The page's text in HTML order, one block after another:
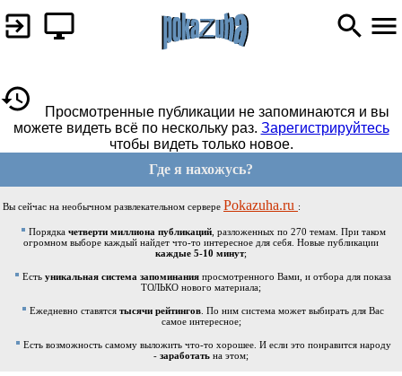
Просмотренные публикации не запоминаются и вы
можете видеть всё по нескольку раз. Зарегистрируйтесь
чтобы видеть только новое.
Где я нахожусь?
Вы сейчас на необычном развлекательном сервере Pokazuha.ru :
Порядка четверти миллиона публикаций, разложенных по 270 темам. При таком
огромном выборе каждый найдет что-то интересное для себя. Новые публикации
каждые 5-10 минут;
Есть уникальная система запоминания просмотренного Вами, и отбора для показа
ТОЛЬКО нового материала;
Ежедневно ставятся тысячи рейтингов . По ним система может выбирать для Вас
самое интересное;
Есть возможность самому выложить что-то хорошее. И если это понравится народу
- заработать на этом;